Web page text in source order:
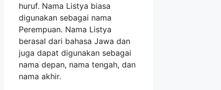
huruf. Nama Listya biasa
digunakan sebagai nama
Perempuan. Nama Listya
berasal dari bahasa Jawa dan
juga dapat digunakan sebagai
nama depan, nama tengah, dan
nama akhir.